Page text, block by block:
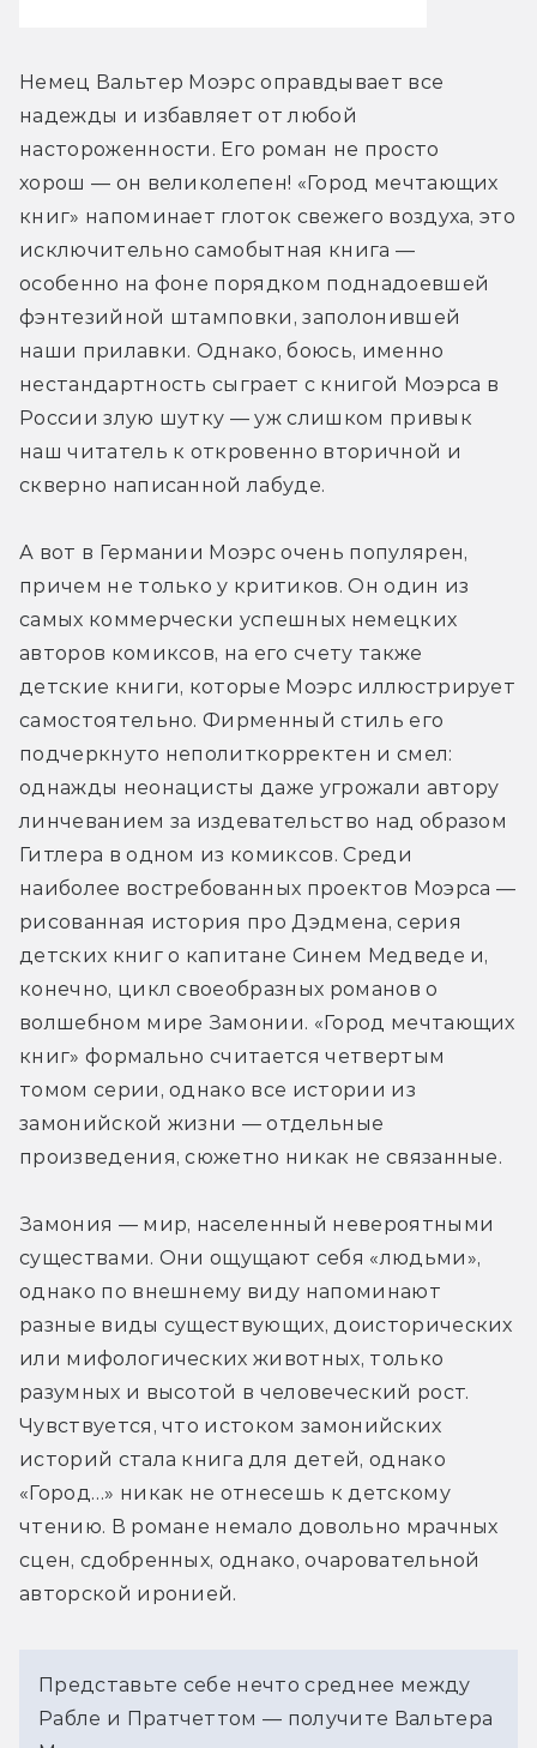
Немец Вальтер Моэрс оправдывает все
надежды и избавляет от любой
настороженности. Его роман не просто
хорош — он великолепен! «Город мечтающих
книг» напоминает глоток свежего воздуха, это
исключительно самобытная книга —
особенно на фоне порядком поднадоевшей
фэнтезийной штамповки, заполонившей
наши прилавки. Однако, боюсь, именно
нестандартность сыграет с книгой Моэрса в
России злую шутку — уж слишком привык
наш читатель к откровенно вторичной и
скверно написанной лабуде.
А вот в Германии Моэрс очень популярен,
причем не только у критиков. Он один из
самых коммерчески успешных немецких
авторов комиксов, на его счету также
детские книги, которые Моэрс иллюстрирует
самостоятельно. Фирменный стиль его
подчеркнуто неполиткорректен и смел:
однажды неонацисты даже угрожали автору
линчеванием за издевательство над образом
Гитлера в одном из комиксов. Среди
наиболее востребованных проектов Моэрса —
рисованная история про Дэдмена, серия
детских книг о капитане Синем Медведе и,
конечно, цикл своеобразных романов о
волшебном мире Замонии. «Город мечтающих
книг» формально считается четвертым
томом серии, однако все истории из
замонийской жизни — отдельные
произведения, сюжетно никак не связанные.
Замония — мир, населенный невероятными
существами. Они ощущают себя «людьми»,
однако по внешнему виду напоминают
разные виды существующих, доисторических
или мифологических животных, только
разумных и высотой в человеческий рост.
Чувствуется, что истоком замонийских
историй стала книга для детей, однако
«Город…» никак не отнесешь к детскому
чтению. В романе немало довольно мрачных
сцен, сдобренных, однако, очаровательной
авторской иронией.
Представьте себе нечто среднее между
Рабле и Пратчеттом — получите Вальтера